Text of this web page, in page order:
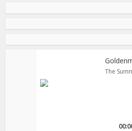
The